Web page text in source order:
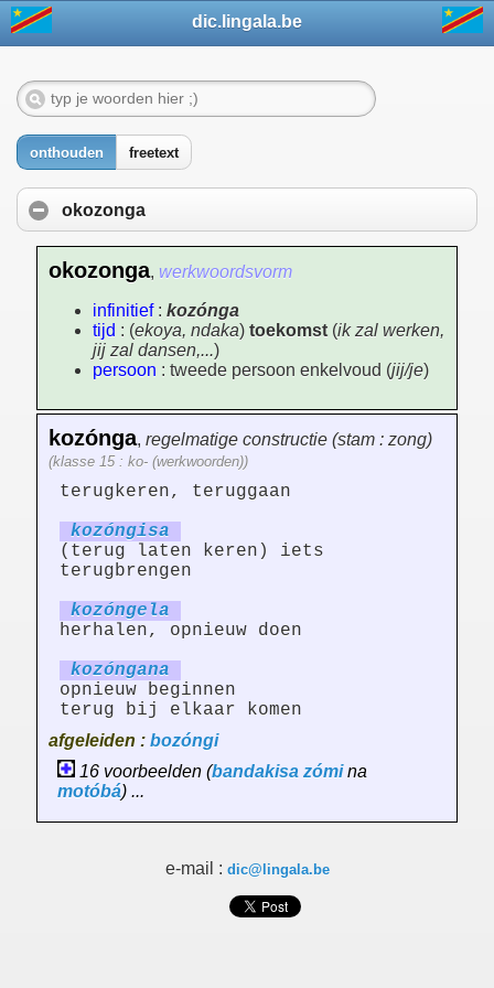
dic.lingala.be
onthouden freetext
okozonga
okozonga, werkwoordsvorm
infinitief: kozónga
tijd : (ekoya, ndaka) toekomst (ik zal werken,
jij zal dansen,...)
persoon : tweede persoon enkelvoud (jij/je)
kozónga, regelmatige constructie (stam : zong)
(klasse 15 : ko- (werkwoorden))
terugkeren, teruggaan
kozóngisa
(terug laten keren) iets
terugbrengen
kozóngela
herhalen, opnieuw doen
kozóngana
opnieuw beginnen
terug bij elkaar komen
afgeleiden : bozóngi
16 voorbeelden (bandakisa zómina
motóbá) ...
e-mail : dic@lingala.be